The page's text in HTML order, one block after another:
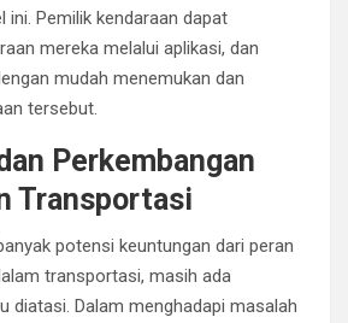
Pemilik kendaraan dapat
mereka melalui aplikasi, dan
mudah menemukan dan
tersebut.
Perkembangan
Transportasi
potensi keuntungan dari peran
transportasi, masih ada
diatasi. Dalam menghadapi masalah